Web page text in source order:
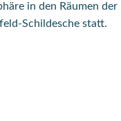
in den Räumen der
Schildesche statt.